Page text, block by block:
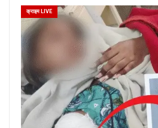
क्राइम LIVE